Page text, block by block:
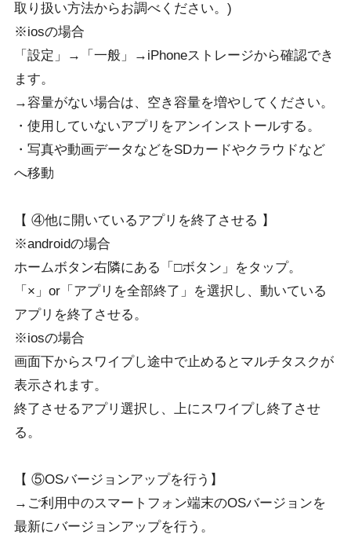
取り扱い方法からお調べください。)
※iosの場合
「設定」→「一般」→iPhoneストレージから確認でき
ます。
→容量がない場合は、空き容量を増やしてください。
・使用していないアプリをアンインストールする。
・写真や動画データなどをSDカードやクラウドなど
へ移動
【 ④他に開いているアプリを終了させる 】
※androidの場合
ホームボタン右隣にある「□ボタン」をタップ。
「×」or「アプリを全部終了」を選択し、動いている
アプリを終了させる。
※iosの場合
画面下からスワイプし途中で止めるとマルチタスクが
表示されます。
終了させるアプリ選択し、上にスワイプし終了させ
る。
【 ⑤OSバージョンアップを行う】
→ご利用中のスマートフォン端末のOSバージョンを
最新にバージョンアップを行う。